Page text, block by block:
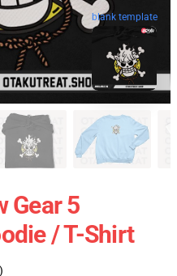
blank template
Gear 5
/ T-Shirt